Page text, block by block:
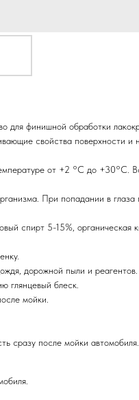
для финишной обработки
свойства поверхности и
от +2 °C до +30°C.
При попадании в глаза
спирт 5-15%,
дорожной пыли и реагентов.
глянцевый блеск.
мойки.
сразу после мойки автомобиля.